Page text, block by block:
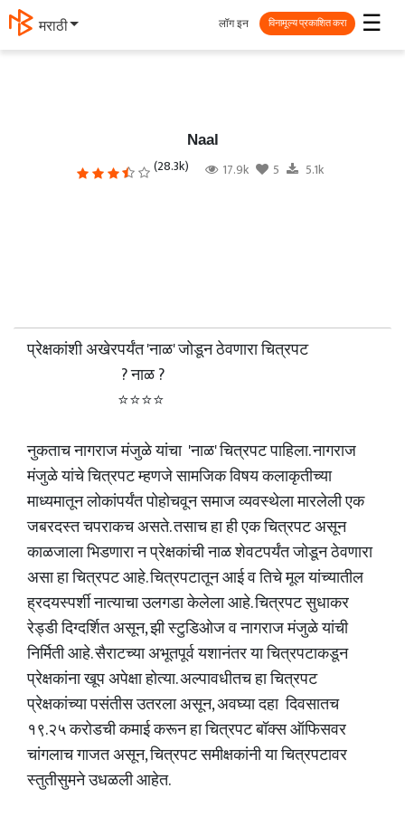
मराठी ☰
लॉग इन विनामूल्य प्रकाशित करा
Naal
(28.3k) 17.9k 5 5.1k
प्रेक्षकांशी अखेरपर्यंत 'नाळ' जोडून ठेवणारा चित्रपट
? नाळ ?
⭐⭐⭐⭐
नुकताच नागराज मंजुळे यांचा 'नाळ' चित्रपट पाहिला. नागराज
मंजुळे यांचे चित्रपट म्हणजे सामजिक विषय कलाकृतीच्या
माध्यमातून लोकांपर्यंत पोहोचवून समाज व्यवस्थेला मारलेली एक
जबरदस्त चपराकच असते. तसाच हा ही एक चित्रपट असून
काळजाला भिडणारा न प्रेक्षकांची नाळ शेवटपर्यंत जोडून ठेवणारा
असा हा चित्रपट आहे. चित्रपटातून आई व तिचे मूल यांच्यातील
ह्रदयस्पर्शी नात्याचा उलगडा केलेला आहे. चित्रपट सुधाकर
रेड्डी दिग्दर्शित असून, झी स्टुडिओज व नागराज मंजुळे यांची
निर्मिती आहे. सैराटच्या अभूतपूर्व यशानंतर या चित्रपटाकडून
प्रेक्षकांना खूप अपेक्षा होत्या. अल्पावधीतच हा चित्रपट
प्रेक्षकांच्या पसंतीस उतरला असून, अवघ्या दहा दिवसातच
१९.२५ करोडची कमाई करून हा चित्रपट बॉक्स ऑफिसवर
चांगलाच गाजत असून, चित्रपट समीक्षकांनी या चित्रपटावर
स्तुतीसुमने उधळली आहेत.